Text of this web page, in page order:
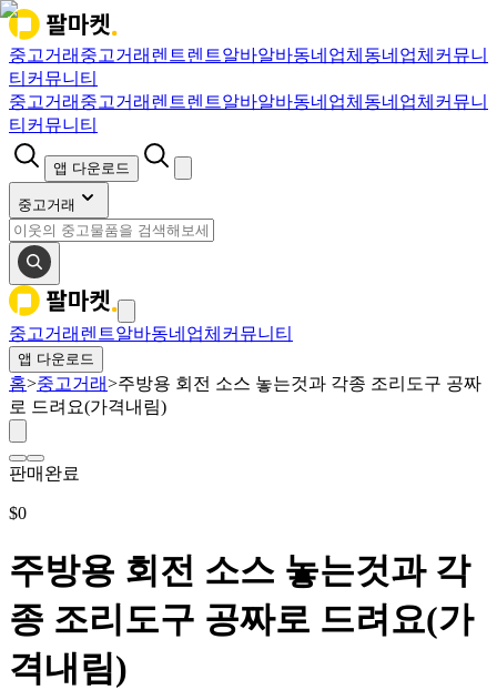
중고거래 중고거래 렌트렌트알바알바동네업체 동네업체 커뮤니
티 커뮤니티
중고거래 중고거래 렌트렌트알바알바동네업체 동네업체 커뮤니
티 커뮤니티
앱 다운로드
중고거래
중고거래 렌트알바동네업체 커뮤니티
앱 다운로드
홈>중고거래>주방용 회전 소스 놓는것과 각종 조리도구 공짜
로 드려요(가격내림)
판매완료
$0
주방용 회전 소스 놓는것과 각
종 조리도구 공짜로 드려요(가
격내림)